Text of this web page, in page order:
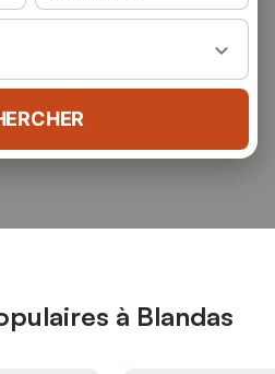
à Blandas